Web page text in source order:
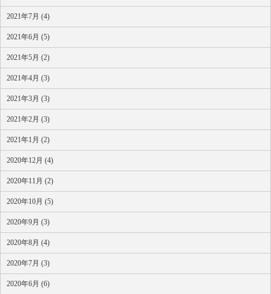
2021年7月 (4)
2021年6月 (5)
2021年5月 (2)
2021年4月 (3)
2021年3月 (3)
2021年2月 (3)
2021年1月 (2)
2020年12月 (4)
2020年11月 (2)
2020年10月 (5)
2020年9月 (3)
2020年8月 (4)
2020年7月 (3)
2020年6月 (6)